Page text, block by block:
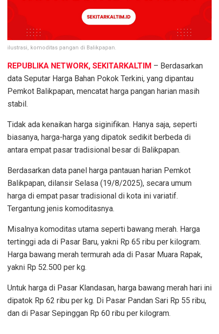
ilustrasi, komoditas pangan di Balikpapan.
REPUBLIKA NETWORK, SEKITARKALTIM – Berdasarkan
data Seputar Harga Bahan Pokok Terkini, yang dipantau
Pemkot Balikpapan, mencatat harga pangan harian masih
stabil.
Tidak ada kenaikan harga siginifikan. Hanya saja, seperti
biasanya, harga-harga yang dipatok sedikit berbeda di
antara empat pasar tradisional besar di Balikpapan.
Berdasarkan data panel harga pantauan harian Pemkot
Balikpapan, dilansir Selasa (19/8/2025), secara umum
harga di empat pasar tradisional di kota ini variatif.
Tergantung jenis komoditasnya.
Misalnya komoditas utama seperti bawang merah. Harga
tertinggi ada di Pasar Baru, yakni Rp 65 ribu per kilogram.
Harga bawang merah termurah ada di Pasar Muara Rapak,
yakni Rp 52.500 per kg.
Untuk harga di Pasar Klandasan, harga bawang merah hari ini
dipatok Rp 62 ribu per kg. Di Pasar Pandan Sari Rp 55 ribu,
dan di Pasar Sepinggan Rp 60 ribu per kilogram.